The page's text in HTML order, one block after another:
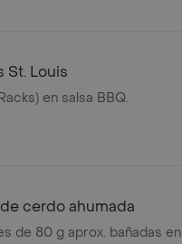
St. Louis
en salsa BBQ.
cerdo ahumada
de 80 g aprox. bañadas en